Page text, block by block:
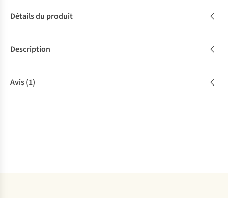
Détails du produit
Description
Avis(1)